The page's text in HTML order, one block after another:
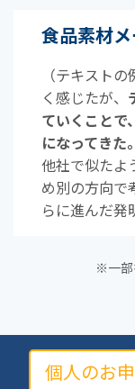
食品素材
（テキスト
く感じたが、
ていくことで
になってきた。
他社で似たよ
め別の方向で
らに進んだ発
※一部
個人のお